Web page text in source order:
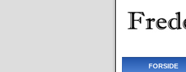
FORSIDE